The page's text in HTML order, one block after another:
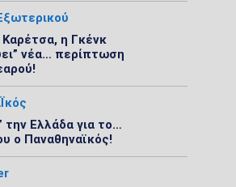
η Γκένκ
νέα… περίπτωση
την Ελλάδα για το…
ο Παναθηναϊκός!